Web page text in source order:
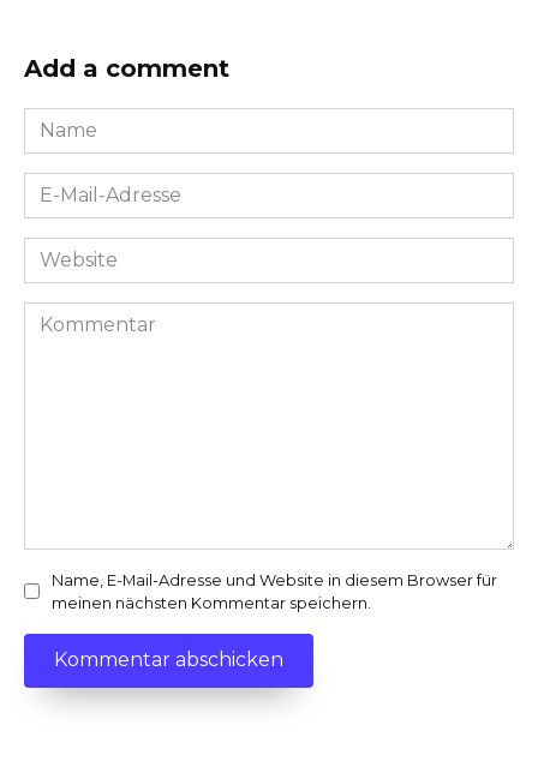
Add a comment
Name
*
E-
Mail-
Adresse
Website
Kommentar
Name, E-Mail-Adresse und Website in diesem Browser für
meinen nächsten Kommentar speichern.